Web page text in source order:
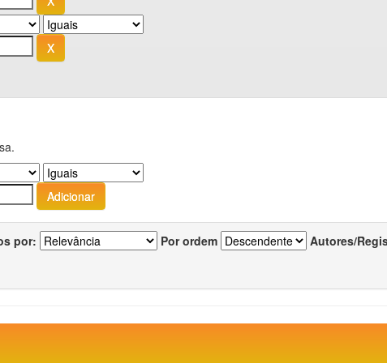
por: Por ordem Autores/